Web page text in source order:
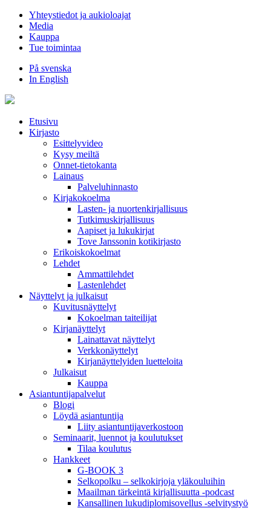
Hyppää
sisältöön
Yhteystiedot ja aukioloajat
Media
Kauppa
Tue toimintaa
På svenska
In English
Etusivu
Kirjasto
Esittelyvideo
Kysy meiltä
Onnet-tietokanta
Lainaus
Palveluhinnasto
Kirjakokoelma
Lasten- ja nuortenkirjallisuus
Tutkimuskirjallisuus
Aapiset ja lukukirjat
Tove Janssonin kotikirjasto
Erikoiskokoelmat
Lehdet
Ammattilehdet
Lastenlehdet
Näyttelyt ja julkaisut
Kuvitusnäyttelyt
Kokoelman taiteilijat
Kirjanäyttelyt
Lainattavat näyttelyt
Verkkonäyttelyt
Kirjanäyttelyiden luetteloita
Julkaisut
Kauppa
Asiantuntija­palvelut
Blogi
Löydä asiantuntija
Liity asiantuntijaverkostoon
Seminaarit, luennot ja koulutukset
Tilaa koulutus
Hankkeet
G-BOOK 3
Selkopolku – selkokirjoja yläkouluihin
Maailman tärkeintä kirjallisuutta -podcast
Kansallinen lukudiplomisovellus -selvitystyö